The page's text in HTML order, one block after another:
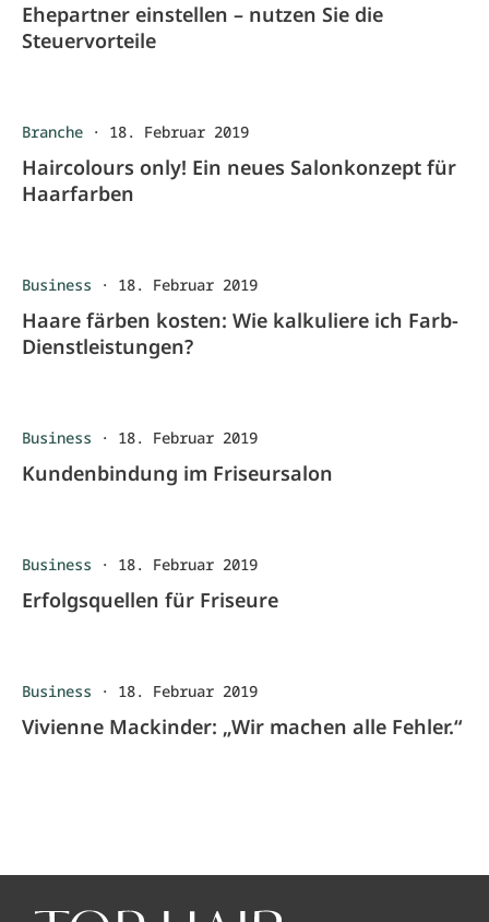
Ehepartner einstellen – nutzen Sie die
Steuervorteile
Branche · 18. Februar 2019
Haircolours only! Ein neues Salonkonzept für
Haarfarben
Business · 18. Februar 2019
Haare färben kosten: Wie kalkuliere ich Farb-
Dienstleistungen?
Business · 18. Februar 2019
Kundenbindung im Friseursalon
Business · 18. Februar 2019
Erfolgsquellen für Friseure
Business · 18. Februar 2019
Vivienne Mackinder: „Wir machen alle Fehler.“